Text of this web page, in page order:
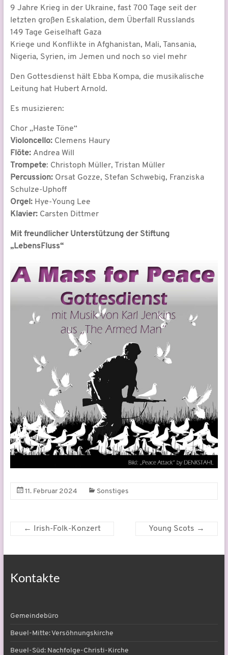
9 Jahre Krieg in der Ukraine, fast 700 Tage seit der
letzten großen Eskalation, dem Überfall Russlands
149 Tage Geiselhaft Gaza
Kriege und Konflikte in Afghanistan, Mali, Tansania,
Nigeria, Syrien, im Jemen und noch so viel mehr
Den Gottesdienst hält Ebba Kompa, die musikalische
Leitung hat Hubert Arnold.
Es musizieren:
Chor „Haste Töne“
Violoncello: Clemens Haury
Flöte: Andrea Will
Trompete: Christoph Müller, Tristan Müller
Percussion: Orsat Gozze, Stefan Schwebig, Franziska
Schulze-Uphoff
Orgel:Hye-Young Lee
Klavier:Carsten Dittmer
Mit freundlicher Unterstützung der Stiftung
„LebensFluss“
11. Februar 2024 Sonstiges
← Irish-Folk-Konzert Young Scots →
Kontakte
Gemeindebüro
Beuel-Mitte: Versöhnungskirche
Beuel-Süd: Nachfolge-Christi-Kirche